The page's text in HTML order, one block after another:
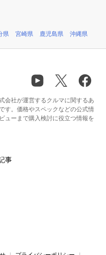
県 宮崎県 鹿児島県 沖縄県
会社が運営するクルマに関するあ
す。価格やスペックなどの公式情
ューまで購入検討に役立つ情報を
事